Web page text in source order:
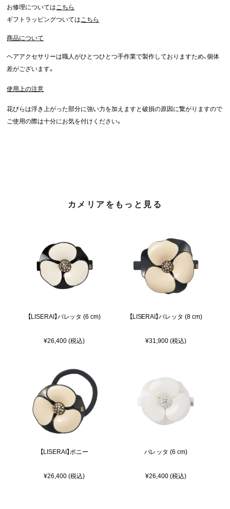
お修理についてはこちら
ギフトラッピングついてはこちら
商品について
ヘアアクセサリーは職人がひとつひとつ手作業で製作しておりますため、個体
差がございます。
使用上の注意
花びらは浮き上がった部分に強い力を加えますと破損の原因に繋がりますので
ご使用の際は十分にお気を付けください。
カメリアをもっと見る
【LISERAI】バレッタ (6 cm)
¥26,400 (税込)
【LISERAI】バレッタ (8 cm)
¥31,900 (税込)
【LISERAI】ポニー
¥26,400 (税込)
バレッタ (6 cm)
¥26,400 (税込)